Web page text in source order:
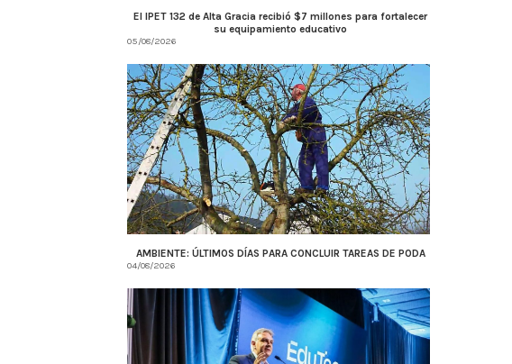
El IPET 132 de Alta Gracia recibió $7 millones para fortalecer
su equipamiento educativo
05/08/2026
AMBIENTE: ÚLTIMOS DÍAS PARA CONCLUIR TAREAS DE PODA
04/08/2026